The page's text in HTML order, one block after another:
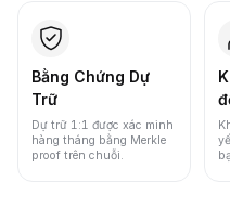
Bằng Chứng Dự
Trữ
Dự trữ 1:1 được xác minh
hàng tháng bằng Merkle
proof trên chuỗi.